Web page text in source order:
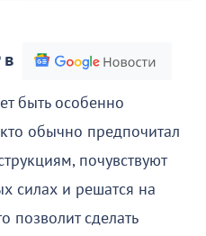
в
быть особенно
обычно предпочитал
почувствуют
силах и решатся на
позволит сделать